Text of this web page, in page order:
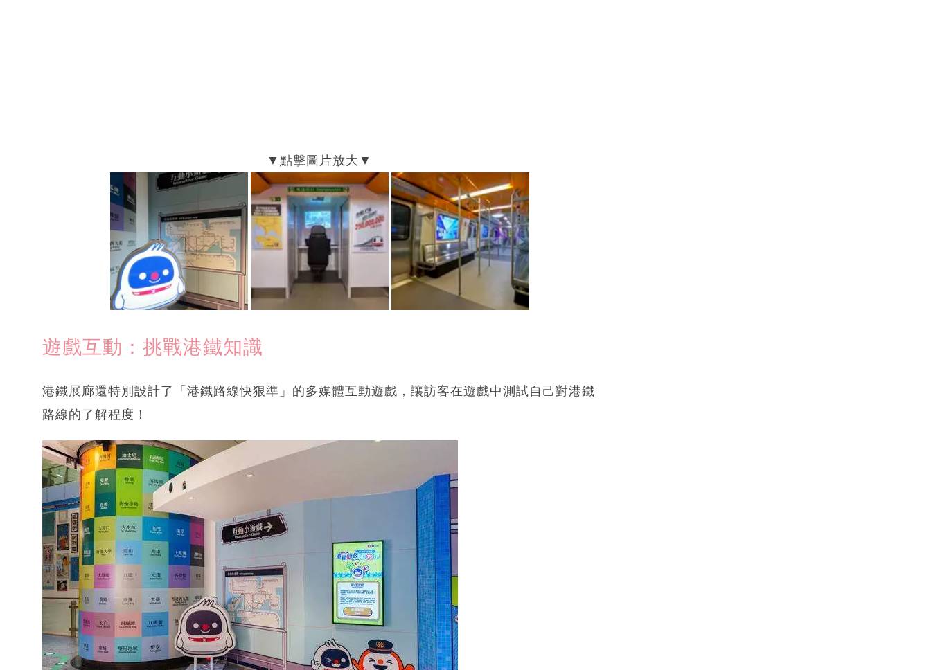
遊戲互動：挑戰港鐵知識
港鐵展廊還特別設計了「港鐵路線快狠準」的多媒體互動遊戲，讓訪客在遊戲中測試自己對港鐵
路線的了解程度！